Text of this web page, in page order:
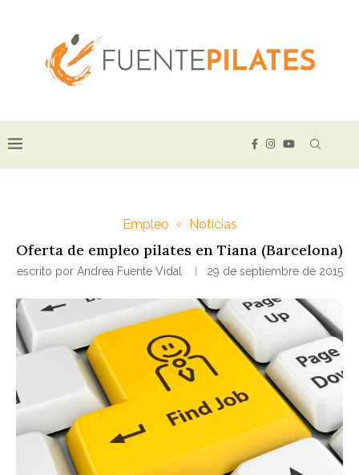
Empleo Noticias
Oferta de empleo pilates en Tiana (Barcelona)
escrito por Andrea Fuente Vidal 29 de septiembre de 2015